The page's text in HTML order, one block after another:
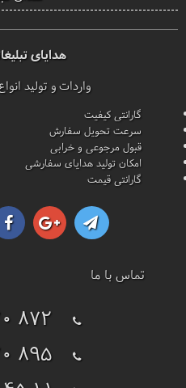
هدایای
واردات و تولید
گارانتی کیفیت
سرعت تحویل سفارش
قبول مرجوعی و خرابی
امکان تولید هدایای سفارشی
گارانتی قیمت
تماس با ما
872
895